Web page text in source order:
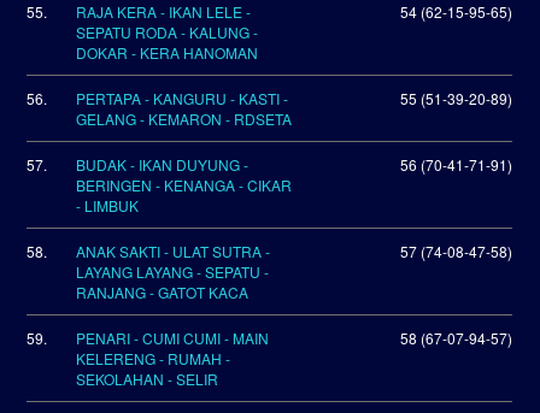
55.
RAJA KERA - IKAN LELE -
SEPATU RODA - KALUNG -
DOKAR - KERA HANOMAN
54 (62-15-95-65)
56.
PERTAPA - KANGURU - KASTI -
GELANG - KEMARON - RDSETA
55 (51-39-20-89)
57.
BUDAK - IKAN DUYUNG -
BERINGEN - KENANGA - CIKAR
- LIMBUK
56 (70-41-71-91)
58.
ANAK SAKTI - ULAT SUTRA -
LAYANG LAYANG - SEPATU -
RANJANG - GATOT KACA
57 (74-08-47-58)
59.
PENARI - CUMI CUMI - MAIN
KELERENG - RUMAH -
SEKOLAHAN - SELIR
58 (67-07-94-57)